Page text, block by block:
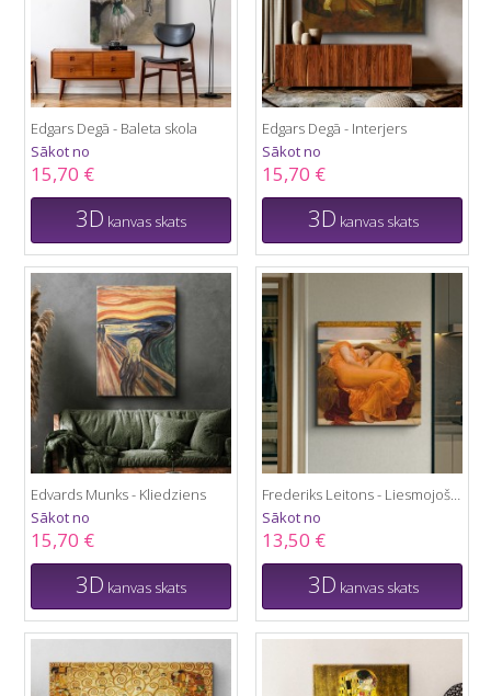
Edgars Degā - Baleta skola
Sākot no
15,70 €
3D kanvas skats
Edgars Degā - Interjers
Sākot no
15,70 €
3D kanvas skats
Edvards Munks - Kliedziens
Sākot no
15,70 €
3D kanvas skats
Frederiks Leitons - Liesmojošs jūnijs
Sākot no
13,50 €
3D kanvas skats